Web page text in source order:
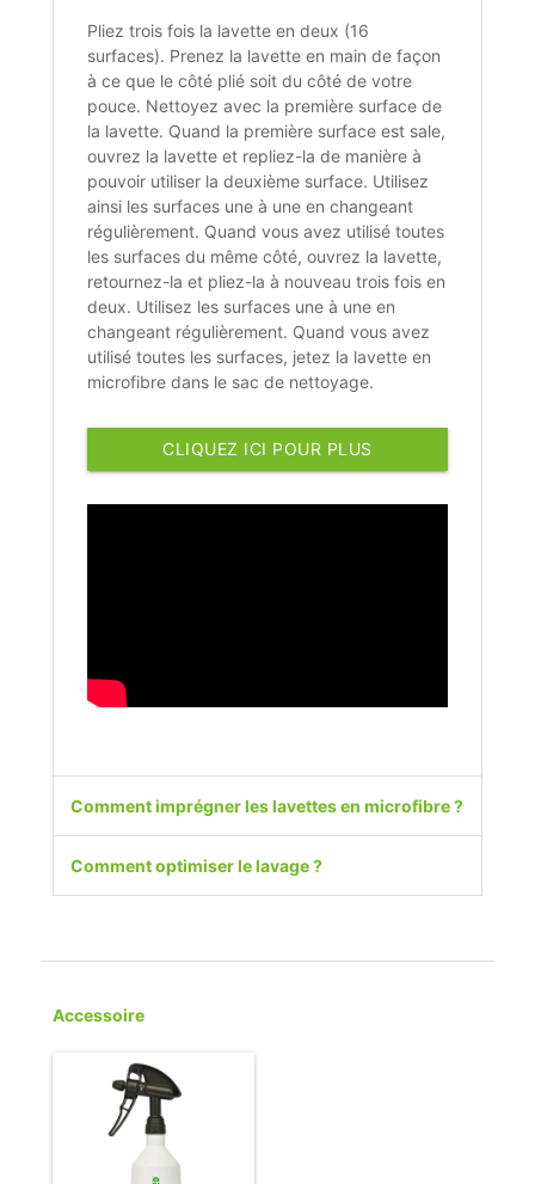
Pliez trois fois la lavette en deux (16
surfaces). Prenez la lavette en main de façon
à ce que le côté plié soit du côté de votre
pouce. Nettoyez avec la première surface de
la lavette. Quand la première surface est sale,
ouvrez la lavette et repliez-la de manière à
pouvoir utiliser la deuxième surface. Utilisez
ainsi les surfaces une à une en changeant
régulièrement. Quand vous avez utilisé toutes
les surfaces du même côté, ouvrez la lavette,
retournez-la et pliez-la à nouveau trois fois en
deux. Utilisez les surfaces une à une en
changeant régulièrement. Quand vous avez
utilisé toutes les surfaces, jetez la lavette en
microfibre dans le sac de nettoyage.
CLIQUEZ ICI POUR PLUS
Comment imprégner les lavettes en microfibre ?
Comment optimiser le lavage ?
Accessoire